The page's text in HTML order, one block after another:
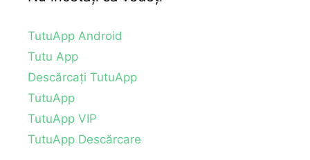
TutuApp Android
Tutu App
Descărcați TutuApp
TutuApp
TutuApp VIP
TutuApp Descărcare